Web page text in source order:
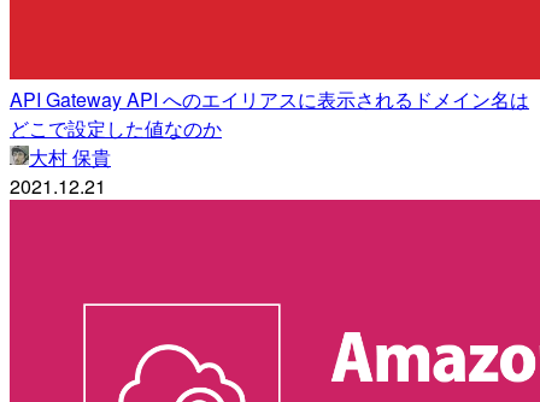
API Gateway API へのエイリアスに表示されるドメイン名は
どこで設定した値なのか
大村 保貴
2021.12.21